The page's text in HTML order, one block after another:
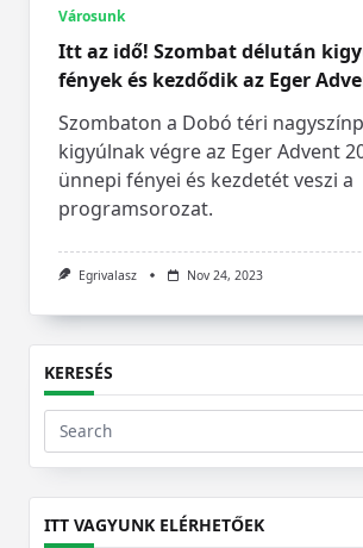
Városunk
Itt az idő! Szombat délután
fények és kezdődik az Eger
Szombaton a Dobó téri
kigyúlnak végre az Eger Advent
ünnepi fényei és kezdetét veszi a
programsorozat.
Egrivalasz Nov 24, 2023
KERESÉS
Search
for:
ITT VAGYUNK ELÉRHETŐEK